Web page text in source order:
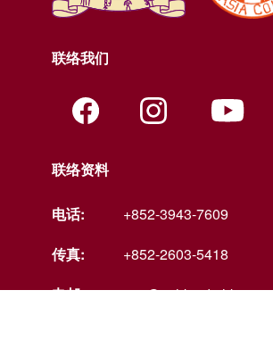
联络我们
联络资料
电话:
+852-3943-7609
传真:
+852-2603-5418
电邮:
nac@cuhk.edu.hk